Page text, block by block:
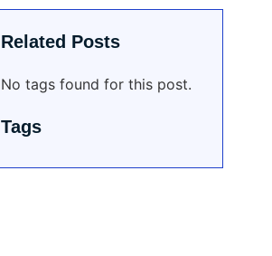
Related Posts
No tags found for this post.
Tags